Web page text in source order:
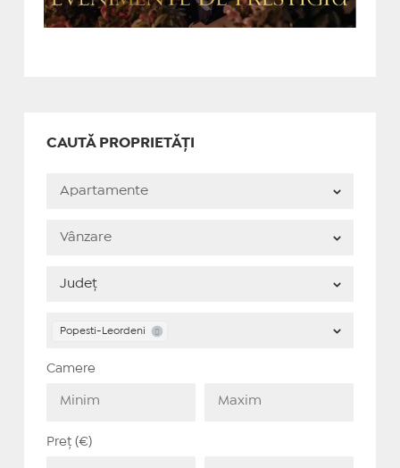
CAUTĂ PROPRIETĂȚI
Popesti-Leordeni
Camere
Preț (€)